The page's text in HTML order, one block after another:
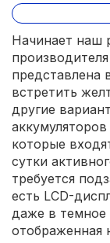
Начинает наш
представлена
встретить
другие
которые
сутки
требуется
есть LCD-
даже в темное
отображенная